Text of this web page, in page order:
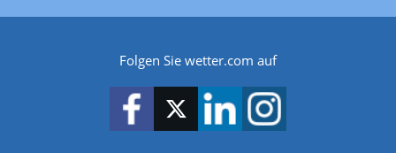
Folgen Sie wetter.com auf